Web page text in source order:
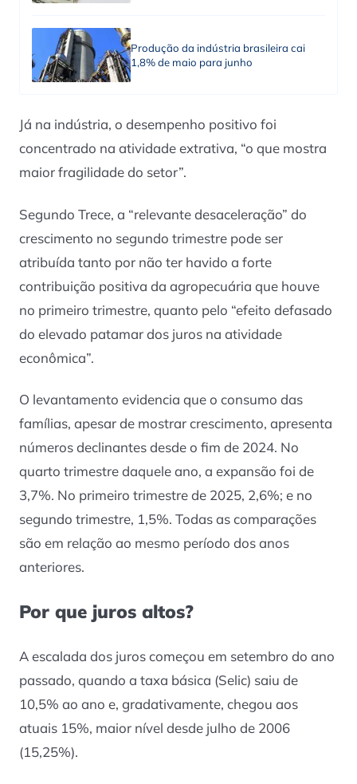
Produção da indústria brasileira cai
1,8% de maio para junho
Já na indústria, o desempenho positivo foi
concentrado na atividade extrativa, “o que mostra
maior fragilidade do setor”.
Segundo Trece, a “relevante desaceleração” do
crescimento no segundo trimestre pode ser
atribuída tanto por não ter havido a forte
contribuição positiva da agropecuária que houve
no primeiro trimestre, quanto pelo “efeito defasado
do elevado patamar dos juros na atividade
econômica”.
O levantamento evidencia que o consumo das
famílias, apesar de mostrar crescimento, apresenta
números declinantes desde o fim de 2024. No
quarto trimestre daquele ano, a expansão foi de
3,7%. No primeiro trimestre de 2025, 2,6%; e no
segundo trimestre, 1,5%. Todas as comparações
são em relação ao mesmo período dos anos
anteriores.
Por que juros altos?
A escalada dos juros começou em setembro do ano
passado, quando a taxa básica (Selic) saiu de
10,5% ao ano e, gradativamente, chegou aos
atuais 15%, maior nível desde julho de 2006
(15,25%).